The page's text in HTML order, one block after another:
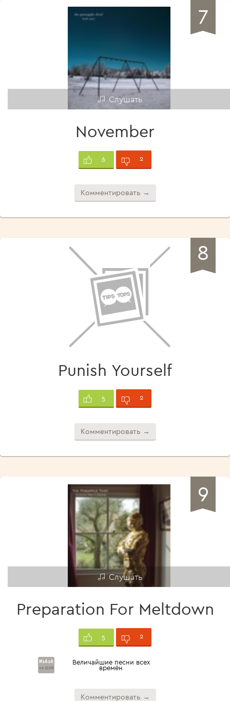
7
Слушать
November
6 2
Комментировать →
8
Punish Yourself
5 2
Комментировать →
9
Слушать
Preparation For Meltdown
5 2
#1616
из 2106
Величайшие песни всех
времён
Комментировать →